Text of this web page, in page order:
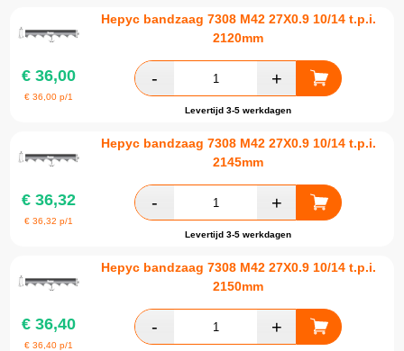
Hepyc bandzaag 7308 M42 27X0.9 10/14 t.p.i.
2120mm
€ 36,00
€36,00 p/1
Levertijd 3-5 werkdagen
Hepyc bandzaag 7308 M42 27X0.9 10/14 t.p.i.
2145mm
€ 36,32
€36,32 p/1
Levertijd 3-5 werkdagen
Hepyc bandzaag 7308 M42 27X0.9 10/14 t.p.i.
2150mm
€ 36,40
€36,40 p/1